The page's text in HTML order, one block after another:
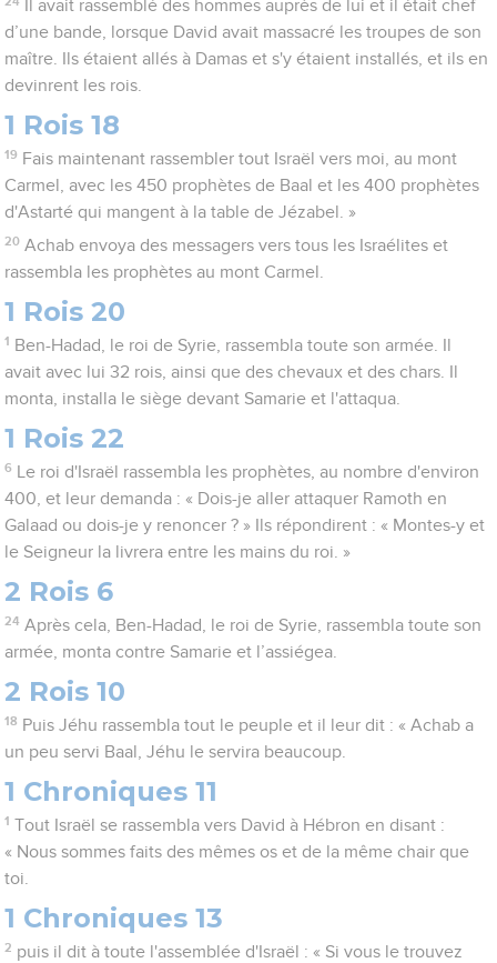
Il avait rassemblé des hommes auprès de lui et il était chef
d’une bande, lorsque David avait massacré les troupes de son
maître. Ils étaient allés à Damas et s'y étaient installés, et ils en
devinrent les rois.
1 Rois 18
19 Fais maintenant rassembler tout Israël vers moi, au mont
Carmel, avec les 450 prophètes de Baal et les 400 prophètes
d'Astarté qui mangent à la table de Jézabel. »
20 Achab envoya des messagers vers tous les Israélites et
rassembla les prophètes au mont Carmel.
1 Rois 20
1 Ben-Hadad, le roi de Syrie, rassembla toute son armée. Il
avait avec lui 32 rois, ainsi que des chevaux et des chars. Il
monta, installa le siège devant Samarie et l'attaqua.
1 Rois 22
6
Le roi d'Israël rassembla les prophètes, au nombre d'environ
400, et leur demanda : « Dois-je aller attaquer Ramoth en
Galaad ou dois-je y renoncer ? » Ils répondirent : « Montes-y et
le Seigneur la livrera entre les mains du roi. »
2 Rois 6
24 Après cela, Ben-Hadad, le roi de Syrie, rassembla toute son
armée, monta contre Samarie et l’assiégea.
2 Rois 10
18 Puis Jéhu rassembla tout le peuple et il leur dit : « Achab a
un peu servi Baal, Jéhu le servira beaucoup.
1 Chroniques 11
1 Tout Israël se rassembla vers David à Hébron en disant :
« Nous sommes faits des mêmes os et de la même chair que
toi.
1 Chroniques 13
2 puis il dit à toute l'assemblée d'Israël : « Si vous le trouvez